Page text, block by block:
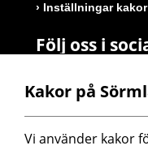
Inställningar kakor
Följ oss i
Postadress
Sörmlands museum
Kakor på
Vi använder kakor